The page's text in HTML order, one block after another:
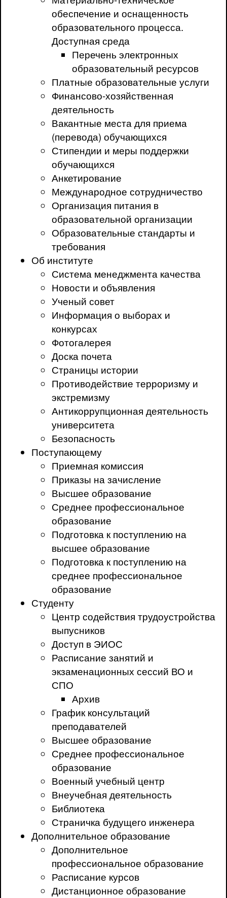
обеспечение и оснащенность
образовательного процесса.
Доступная среда
Перечень электронных
образовательный ресурсов
Платные образовательные услуги
Финансово-хозяйственная
деятельность
Вакантные места для приема
(перевода) обучающихся
Стипендии и меры поддержки
обучающихся
Анкетирование
Международное сотрудничество
Организация питания в
образовательной организации
Образовательные стандарты и
требования
Об институте
Система менеджмента качества
Новости и объявления
Ученый совет
Информация о выборах и
конкурсах
Фотогалерея
Доска почета
Страницы истории
Противодействие терроризму и
экстремизму
Антикоррупционная деятельность
университета
Безопасность
Поступающему
Приемная комиссия
Приказы на зачисление
Высшее образование
Среднее профессиональное
образование
Подготовка к поступлению на
высшее образование
Подготовка к поступлению на
среднее профессиональное
образование
Студенту
Центр содействия трудоустройства
выпусников
Доступ в ЭИОС
Расписание занятий и
экзаменационных сессий ВО и
СПО
Архив
График консультаций
преподавателей
Высшее образование
Среднее профессиональное
образование
Военный учебный центр
Внеучебная деятельность
Библиотека
Страничка будущего инженера
Дополнительное образование
Дополнительное
профессиональное образование
Расписание курсов
Дистанционное образование